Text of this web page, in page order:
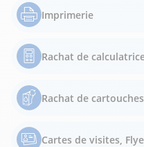
Imprimerie
Rachat de
Rachat de
Cartes de visites,